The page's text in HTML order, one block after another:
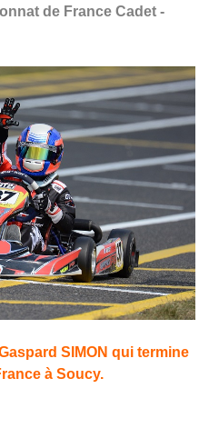
de France Cadet -
SIMON qui termine
à Soucy.